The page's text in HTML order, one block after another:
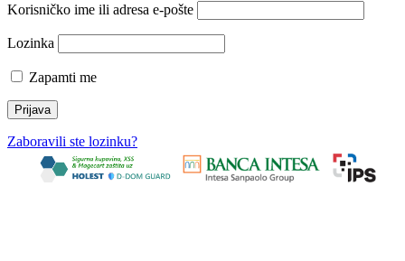
Korisničko ime ili adresa e-pošte
Lozinka
Zapamti me
Zaboravili ste lozinku?